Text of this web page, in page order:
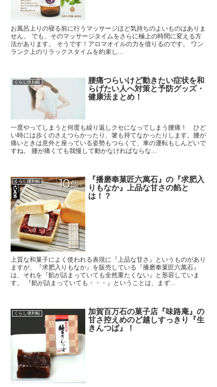
お風呂上りの寝る前に行うマッサージほど気持ちのよいものはありま
せん。 でも、そのマッサージタイムをさらに極上の時間に変える方
法があります。 そうです！アロマオイルの力を借りるのです。 ワン
ランク上のリラックスタイムを約束し...
くらし便利帖
腰痛つらいけど動きたい症状を和
らげたい人へ対策と予防グッズ・
健康法まとめ！
一度やってしまうと何度も繰り返しクセになってしまう腰痛！ ひど
い時には歩くのさえつらかったり、箸も持てなかったりします。腰が
痛いときは意外と座っている姿勢もつらくて、車の運転もしんどいで
すね。 腰が痛くても我慢して動かなければならな...
くらし便利帖
『播磨奉菓匠六萬石』の『求肥入
りもなか』上品な甘さの餡と
は！？
上質な和菓子によく使われる表現に『上品な甘さ』というものがあり
ますが、『求肥入りもなか』を販売している『播磨奉菓匠六萬石』
は、それを『餡が詰まっていても全然重たくない』と形容していま
す。 『餡が詰まっていても・・・』ということは、まず...
くらし便利帖
加賀百万石の菓子店『味路庵』の
甘さ控えめのど越しすっきり『生
きんつば』！